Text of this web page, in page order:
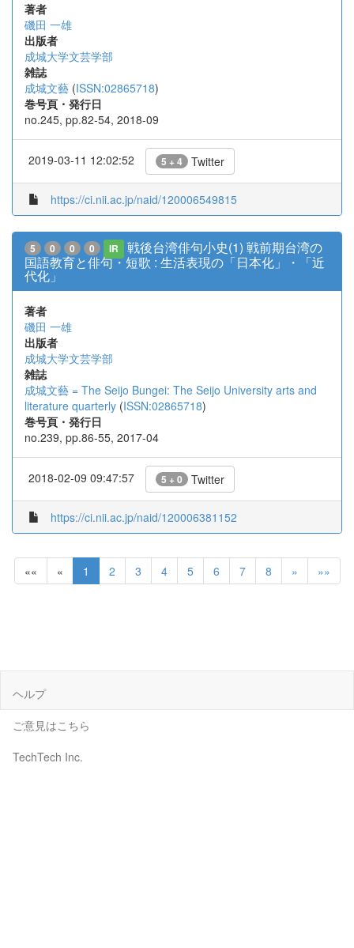
著者
磯田 一雄
出版者
成城大学文芸学部
雑誌
成城文藝 (ISSN:02865718)
巻号頁・発行日
no.245, pp.82-54, 2018-09
2019-03-11 12:02:52 5 + 4 Twitter
https://ci.nii.ac.jp/naid/120006549815
5 0 0 0 IR
戦後台湾俳句小史(1) 戦前期台湾の
国語教育と俳句・短歌 : 生活表現の「日本化」・「近
代化」
著者
磯田 一雄
出版者
成城大学文芸学部
雑誌
成城文藝 = The Seijo Bungei: The Seijo University arts and
literature quarterly (ISSN:02865718)
巻号頁・発行日
no.239, pp.86-55, 2017-04
2018-02-09 09:47:57 5 + 0 Twitter
https://ci.nii.ac.jp/naid/120006381152
«« « 1 2 3 4 5 6 7 8 » »»
ヘルプ
ご意見はこちら
TechTech Inc.